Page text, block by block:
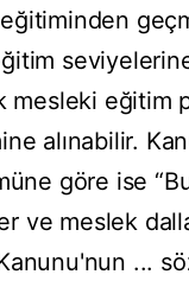
mesleki eğitim
alınabilir.
göre ise
ve meslek
...